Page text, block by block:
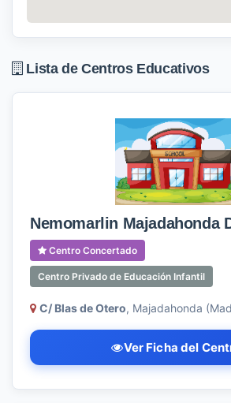
Lista de Centros Educativos
Nemomarlin Majadahonda
Centro Concertado
Centro Privado de Educación Infantil
C/ Blas de Otero, Majadahonda
Ver Ficha del